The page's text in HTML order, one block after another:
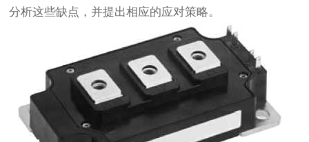
分析这些缺点，并提出相应的应对策略。